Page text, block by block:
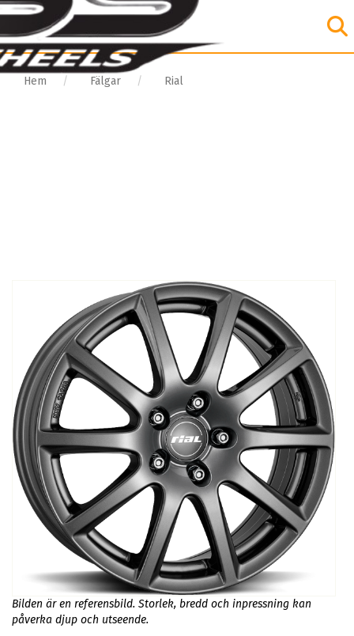
Hem Fälgar Rial
Bilden är en referensbild. Storlek, bredd och inpressning kan
påverka djup och utseende.